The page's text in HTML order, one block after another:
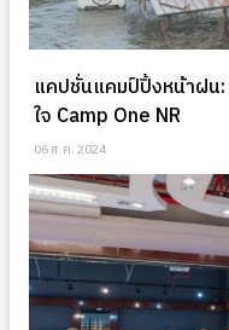
แคปชั่นแคมป์ปิ้งหน้าฝน
ใจ Camp One NR
06 ส.ค. 2024